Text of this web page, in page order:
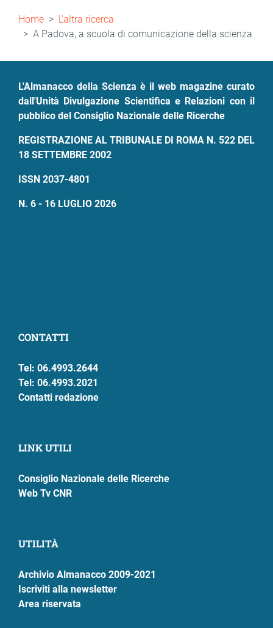
Briciole
di
pane
Home
L'altra ricerca
A Padova, a scuola di comunicazione della scienza
L'Almanacco della Scienza è il web magazine curato
dall'Unità Divulgazione Scientifica e Relazioni con il
pubblico del Consiglio Nazionale delle Ricerche
REGISTRAZIONE AL TRIBUNALE DI ROMA N. 522 DEL
18 SETTEMBRE 2002
ISSN 2037-4801
N. 6 - 16 LUGLIO 2026
CONTATTI
Tel: 06.4993.2644
Tel: 06.4993.2021
Contatti redazione
LINK UTILI
Consiglio Nazionale delle Ricerche
Web Tv CNR
UTILITÀ
Archivio Almanacco 2009-2021
Iscriviti alla newsletter
Area riservata